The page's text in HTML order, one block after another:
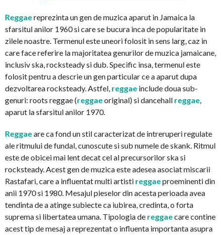
Reggaereprezinta un gen de muzica aparut in Jamaica la
sfarsitul anilor 1960 si care se bucura inca de popularitate in
zilele noastre. Termenul este uneori folosit in sens larg, caz in
care face referire la majoritatea genurilor de muzica jamaicane,
inclusiv ska, rocksteady si dub. Specific insa, termenul este
folosit pentru a descrie un gen particular ce a aparut dupa
dezvoltarea rocksteady. Astfel, reggae include doua sub-
genuri: roots reggae (reggaeoriginal) si dancehall reggae,
aparut la sfarsitul anilor 1970.
Reggaeare ca fond un stil caracterizat de intreruperi regulate
ale ritmului de fundal, cunoscute si sub numele de skank. Ritmul
este de obicei mai lent decat cel al precursorilor ska si
rocksteady. Acest gen de muzica este adesea asociat miscarii
Rastafari, care a influentat multi artisti reggaeproeminenti din
anii 1970 si 1980. Mesajul pieselor din acesta perioada avea
tendinta de a atinge subiecte ca iubirea, credinta, o forta
suprema si libertatea umana. Tipologia de reggaecare contine
acest tip de mesaj a reprezentat o influenta importanta asupra